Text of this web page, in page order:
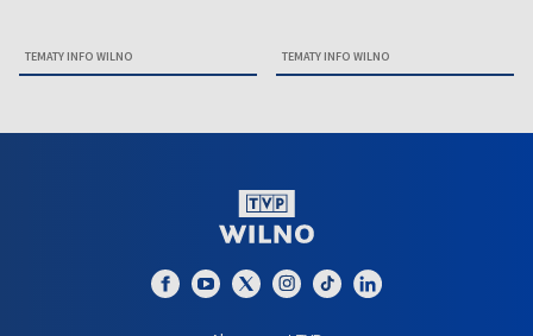
TEMATY INFO WILNO TEMATY INFO WILNO